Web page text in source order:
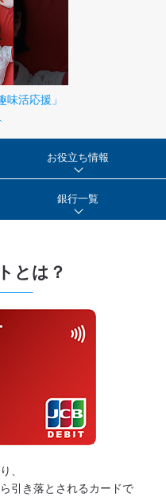
味活応援」
お役立ち情報
銀行一覧
とは？
、
引き落とされるカードで